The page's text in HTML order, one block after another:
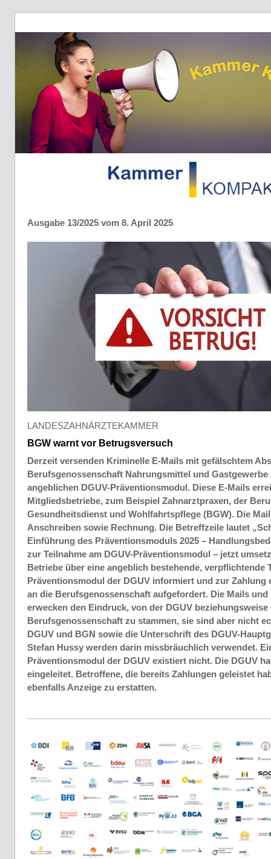
Ausgabe 13/2025 vom 8. April 2025
LANDESZAHNÄRZTEKAMMER
BGW warnt vor Betrugsversuch
Derzeit versenden Kriminelle E-Mails mit gefälschtem
Berufsgenossenschaft Nahrungsmittel und Gastgewerbe
angeblichen DGUV-Präventionsmodul. Diese E-Mails
Mitgliedsbetriebe, zum Beispiel Zahnarztpraxen, der
Gesundheitsdienst und Wohlfahrtspflege (BGW). Die
Anschreiben sowie Rechnung. Die Betreffzeile lautet
Einführung des Präventionsmoduls 2025 –
zur Teilnahme am DGUV-Präventionsmodul – jetzt
Betriebe über eine angeblich bestehende, verpflichtende
Präventionsmodul der DGUV informiert und zur Zahlung
an die Berufsgenossenschaft aufgefordert. Die Mails und
erwecken den Eindruck, von der DGUV beziehungsweise
Berufsgenossenschaft zu stammen, sie sind aber nicht
DGUV und BGN sowie die Unterschrift des DGUV-
Stefan Hussy werden darin missbräuchlich verwendet.
Präventionsmodul der DGUV existiert nicht. Die DGUV
eingeleitet. Betroffene, die bereits Zahlungen geleistet
ebenfalls Anzeige zu erstatten.